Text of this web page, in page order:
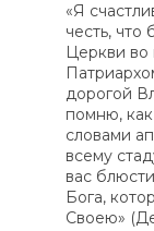
«Я
честь,
Церкви во
дорогой
помню,
словами
всему
вас
Бога,
Своею»